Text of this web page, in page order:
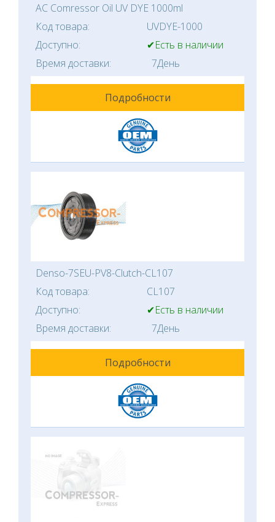
AC Comressor Oil UV DYE 1000ml
Код товара:
UVDYE-1000
Доступно:
✔Есть в наличии
Время доставки:
7День
Подробности
Denso-7SEU-PV8-Clutch-CL107
Код товара:
CL107
Доступно:
✔Есть в наличии
Время доставки:
7День
Подробности